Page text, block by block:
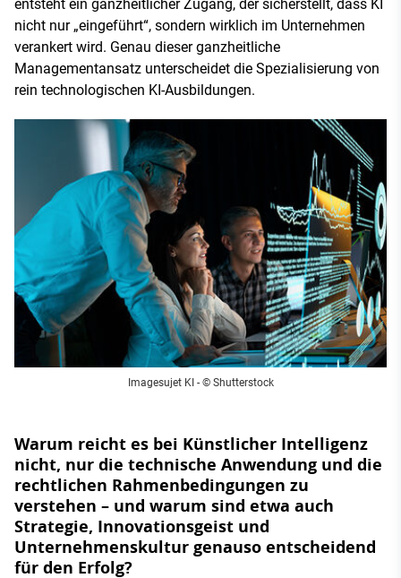
entsteht ein ganzheitlicher Zugang, der sicherstellt, dass KI
nicht nur „eingeführt“, sondern wirklich im Unternehmen
verankert wird. Genau dieser ganzheitliche
Managementansatz unterscheidet die Spezialisierung von
rein technologischen KI-Ausbildungen.
Imagesujet KI - © Shutterstock
Warum reicht es bei Künstlicher Intelligenz
nicht, nur die technische Anwendung und die
rechtlichen Rahmenbedingungen zu
verstehen – und warum sind etwa auch
Strategie, Innovationsgeist und
Unternehmenskultur genauso entscheidend
für den Erfolg?